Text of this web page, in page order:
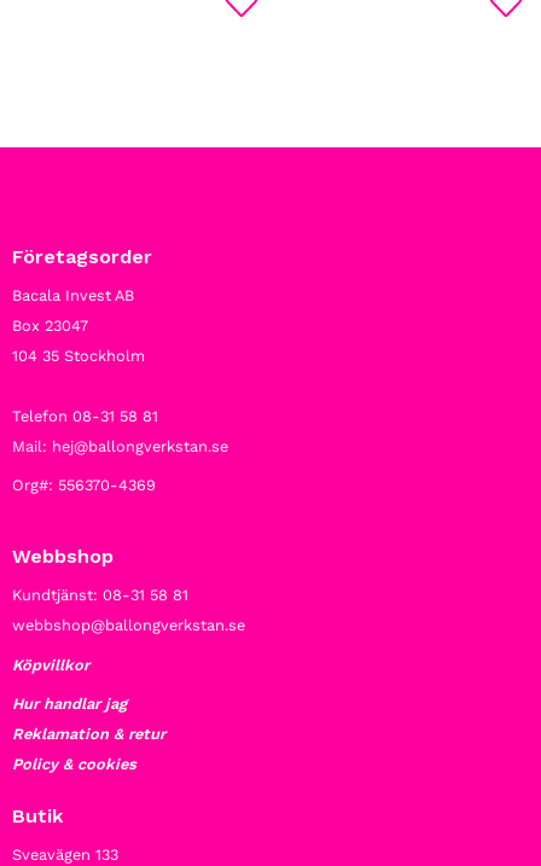
Lägg till i favoriter
Företagsorder
Bacala Invest AB
Box 23047
104 35 Stockholm
Telefon 08-31 58 81
Mail: hej@ballongverkstan.se
Org#: 556370-4369
Webbshop
Kundtjänst: 08-31 58 81
webbshop@ballongverkstan.se
Köpvillkor
Hur handlar jag
Reklamation & retur
Policy & cookies
Butik
Sveavägen 133